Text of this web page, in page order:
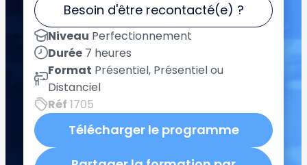
Besoin d'être recontacté(e) ?
Niveau Perfectionnement
Durée 7 heures
Format Présentiel, Présentiel ou
Distanciel
Réf 1705
Télécharger le programme